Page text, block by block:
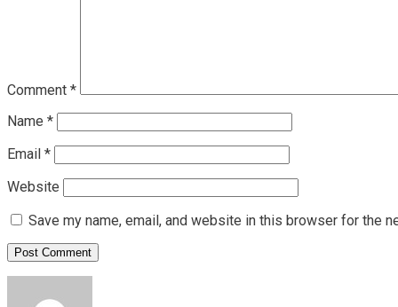
Comment *
Name *
Email *
Website
Save my name, email, and website in this browser for the